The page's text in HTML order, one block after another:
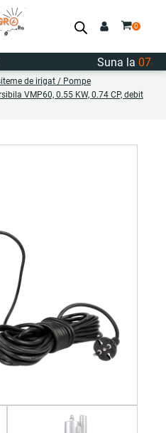
Suna la
de irigat / Pompe
VMP60, 0.55 KW, 0.74 CP, debit